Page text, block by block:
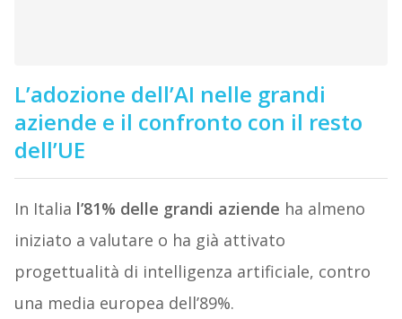
L’adozione dell’AI nelle grandi
aziende e il confronto con il resto
dell’UE
In Italia l’81% delle grandi aziende ha almeno
iniziato a valutare o ha già attivato
progettualità di intelligenza artificiale, contro
una media europea dell’89%.